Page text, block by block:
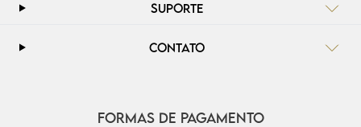
SUPORTE
CONTATO
FORMAS DE PAGAMENTO